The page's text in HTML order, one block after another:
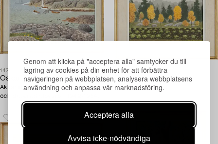
Genom att klicka på "acceptera alla" samtycker du till
lagring av cookies på din enhet för att förbättra
navigeringen på webbplatsen, analysera webbplatsens
användning och anpassa vår marknadsföring.
Acceptera alla
Avvisa icke-nödvändiga
1424486
Oskar Bergman
Akvarell, signerad oskar bergman
och daterad Klöverön 1942-1954.
1424531
Oskar Bergman
Akvarell, signerad.